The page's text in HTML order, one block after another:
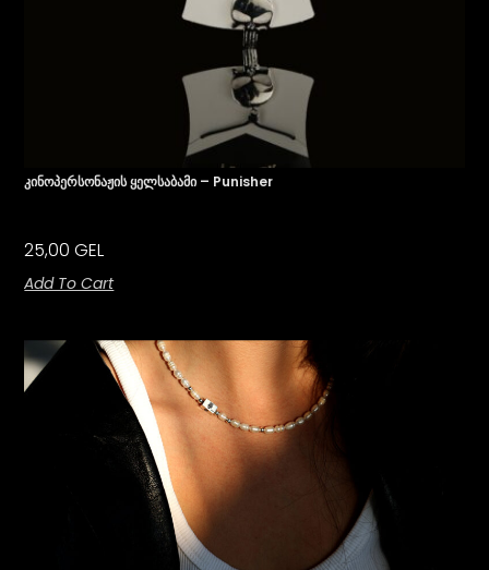
Კინოპერსონაჟის Ყელსაბამი – Punisher
25,00GEL
Add To Cart